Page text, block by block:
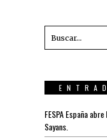
FESPA España
Sayans.